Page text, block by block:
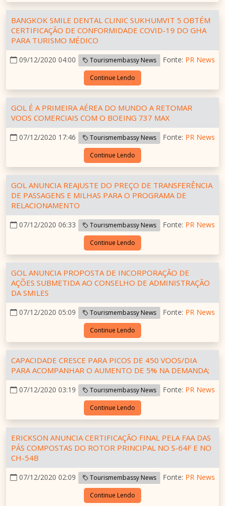
BANGKOK SMILE DENTAL CLINIC SUKHUMVIT 5 OBTÉM
CERTIFICAÇÃO DE CONFORMIDADE COVID-19 DO GHA
PARA TURISMO MÉDICO
09/12/2020 04:00 Tourismembassy News Fonte: PR News
Continue Lendo
GOL É A PRIMEIRA AÉREA DO MUNDO A RETOMAR
VOOS COMERCIAIS COM O BOEING 737 MAX
07/12/2020 17:46 Tourismembassy News Fonte: PR News
Continue Lendo
GOL ANUNCIA REAJUSTE DO PREÇO DE TRANSFERÊNCIA
DE PASSAGENS E MILHAS PARA O PROGRAMA DE
RELACIONAMENTO
07/12/2020 06:33 Tourismembassy News Fonte: PR News
Continue Lendo
GOL ANUNCIA PROPOSTA DE INCORPORAÇÃO DE
AÇÕES SUBMETIDA AO CONSELHO DE ADMINISTRAÇÃO
DA SMILES
07/12/2020 05:09 Tourismembassy News Fonte: PR News
Continue Lendo
CAPACIDADE CRESCE PARA PICOS DE 450 VOOS/DIA
PARA ACOMPANHAR O AUMENTO DE 5% NA DEMANDA;
07/12/2020 03:19 Tourismembassy News Fonte: PR News
Continue Lendo
ERICKSON ANUNCIA CERTIFICAÇÃO FINAL PELA FAA DAS
PÁS COMPOSTAS DO ROTOR PRINCIPAL NO S-64F E NO
CH-54B
07/12/2020 02:09 Tourismembassy News Fonte: PR News
Continue Lendo